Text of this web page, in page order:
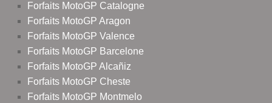
Forfaits MotoGP Catalogne
Forfaits MotoGP Aragon
Forfaits MotoGP Valence
Forfaits MotoGP Barcelone
Forfaits MotoGP Alcañiz
Forfaits MotoGP Cheste
Forfaits MotoGP Montmelo